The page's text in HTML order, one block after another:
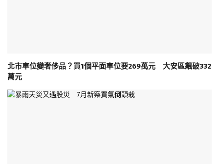
北市車位變奢侈品？買1個平面車位要269萬元 大安區飆破332
萬元